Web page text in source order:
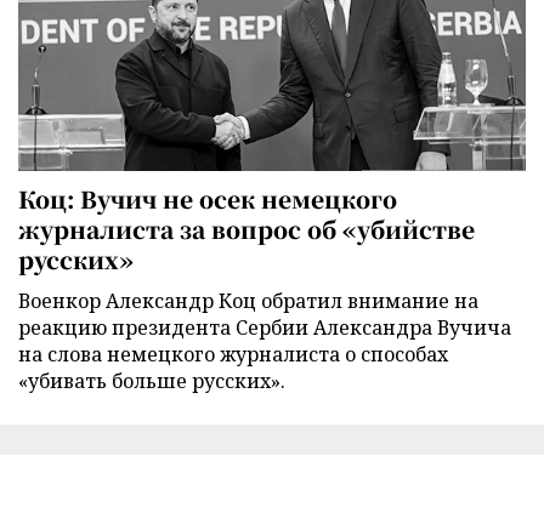
Коц: Вучич не осек немецкого
журналиста за вопрос об «убийстве
русских»
Военкор Александр Коц обратил внимание на
реакцию президента Сербии Александра Вучича
на слова немецкого журналиста о способах
«убивать больше русских».